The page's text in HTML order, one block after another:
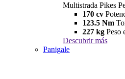
Multistrada Pikes
170 cv
123.5 Nm
227 kg Peso
Descubrir más
Panigale